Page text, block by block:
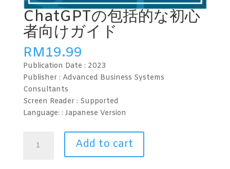
ChatGPTの包括的な初心
者向けガイド
RM19.99
Publication Date : 2023
Publisher : Advanced Business Systems
Consultants
Screen Reader : Supported
Language: : Japanese Version
Add to cart